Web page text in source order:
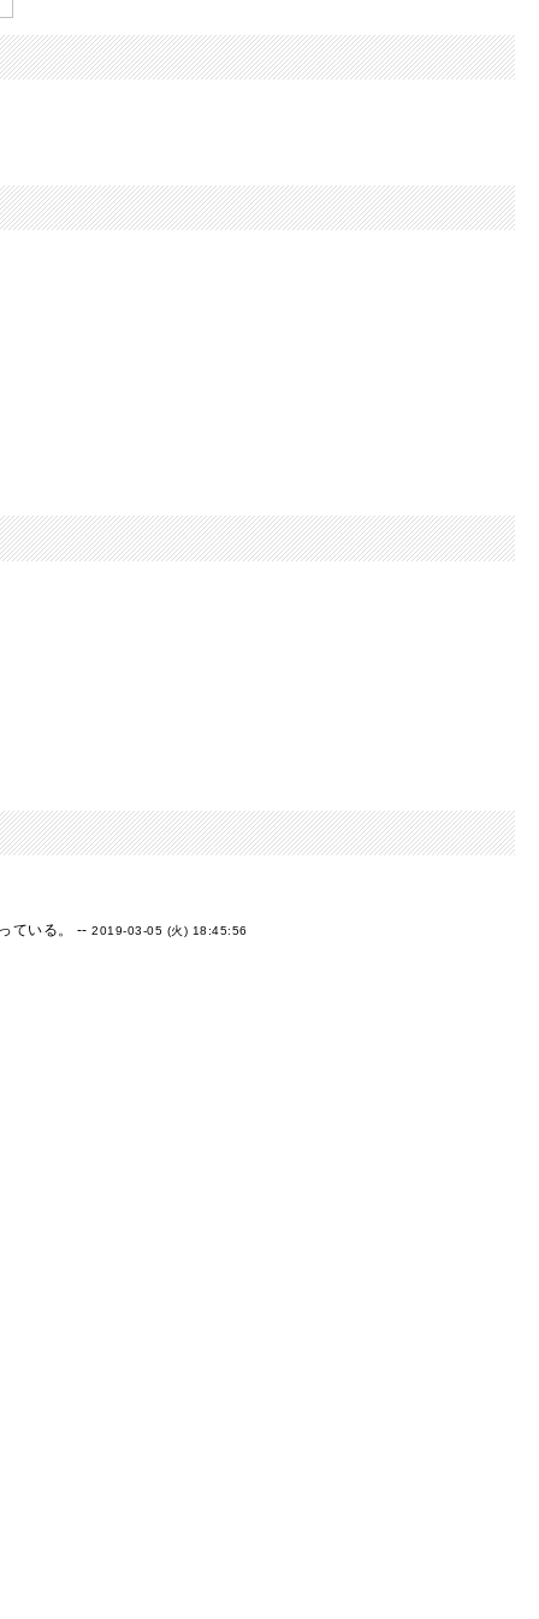
ている。 --2019-03-05 (火) 18:45:56